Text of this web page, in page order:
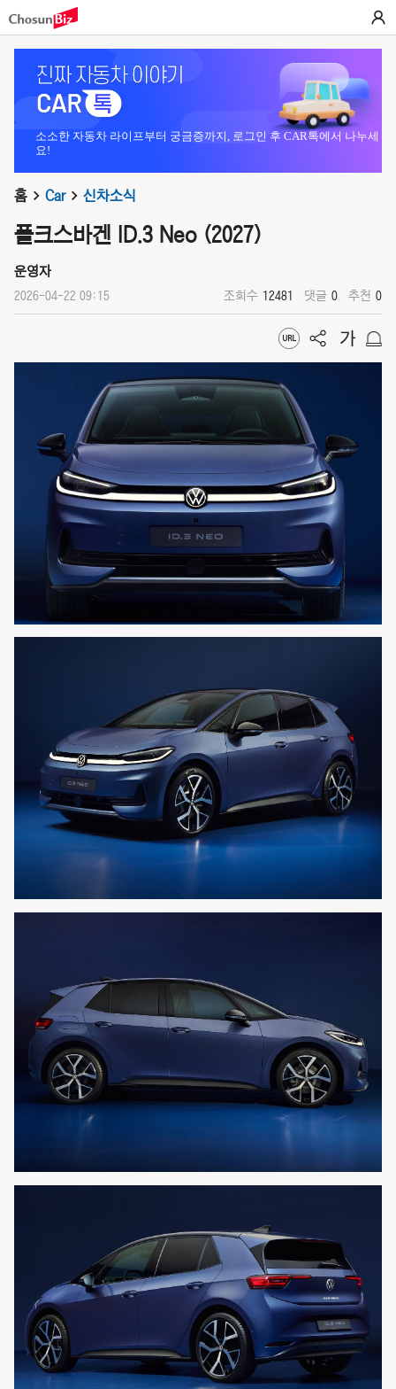
소소한 자동차 라이프부터 궁금증까지, 로그인 후 CAR톡에서 나누세
요!
홈 Car 신차소식
폴크스바겐 ID.3 Neo (2027)
운영자
2026-04-22 09:15 조회수 12481 댓글 0 추천 0